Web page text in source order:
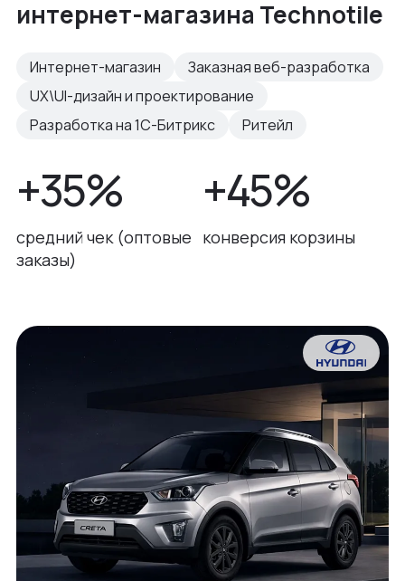
интернет-магазина Technotile
Интернет-магазин
Заказная веб-разработка
UX\UI-дизайн и проектирование
Разработка на 1С-Битрикс
Ритейл
+35%
средний чек (оптовые
заказы)
+45%
конверсия корзины